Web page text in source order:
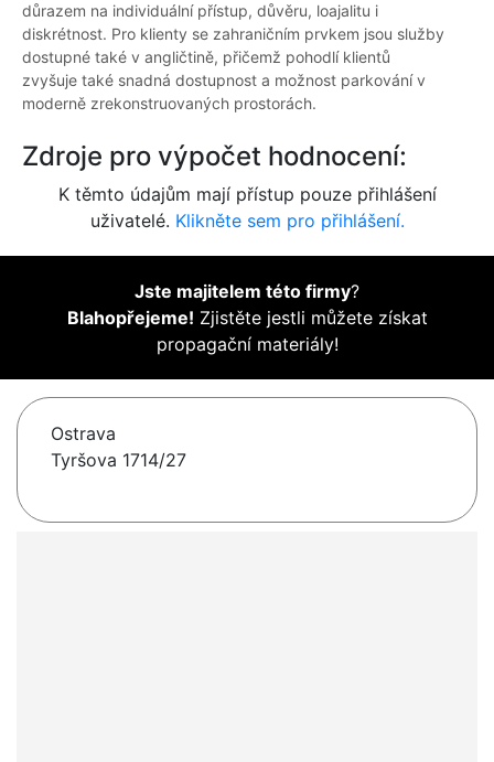
důrazem na individuální přístup, důvěru, loajalitu i
diskrétnost. Pro klienty se zahraničním prvkem jsou služby
dostupné také v angličtině, přičemž pohodlí klientů
zvyšuje také snadná dostupnost a možnost parkování v
moderně zrekonstruovaných prostorách.
Zdroje pro výpočet hodnocení:
K těmto údajům mají přístup pouze přihlášení
uživatelé. Klikněte sem pro přihlášení.
Jste majitelem této firmy?
Blahopřejeme! Zjistěte jestli můžete získat
propagační materiály!
Ostrava
Tyršova 1714/27